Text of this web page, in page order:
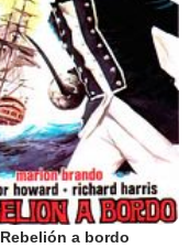
Rebelión a bordo